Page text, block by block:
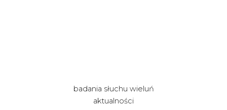
badania słuchu wieluń
aktualności